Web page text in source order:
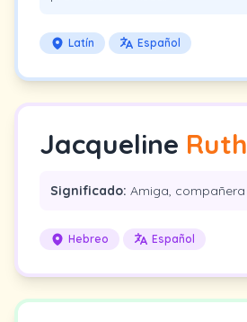
Latín Español
Jacqueline Ruth
Significado: Amiga, compañera
Hebreo Español